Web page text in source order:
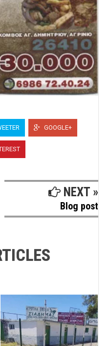
GOOGLE+
NEXT »
Blog post